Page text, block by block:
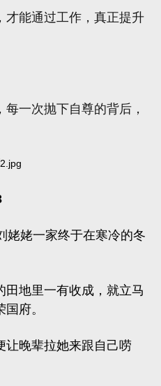
才能通过工作，真正提升
一次抛下自尊的背后，
姥姥一家终于在寒冷的冬
田地里一有收成，就立马
府。
让晚辈拉她来跟自己唠